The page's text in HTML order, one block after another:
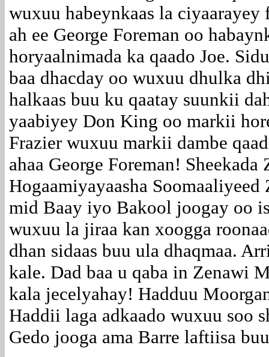
wuxuu habeynkaas la ciyaarayey
ah ee George Foreman oo
horyaalnimada ka qaado Joe.
baa dhacday oo wuxuu dhulka
halkaas buu ku qaatay suunkii
yaabiyey Don King oo markii
Frazier wuxuu markii dambe
ahaa George Foreman! Sheekada
Hogaamiyayaasha
mid Baay iyo Bakool joogay oo
wuxuu la jiraa kan xoogga
dhan sidaas buu ula dhaqmaa.
kale. Dad baa u qaba in Zenawi
kala jecelyahay! Hadduu
Haddii laga adkaado wuxuu soo
Gedo jooga ama Barre laftiisa